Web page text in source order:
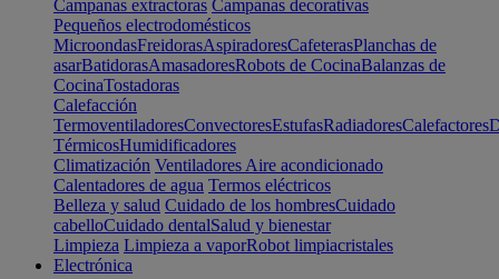
Campanas extractoras Campanas decorativas
Pequeños electrodomésticos
MicroondasFreidorasAspiradoresCafeterasPlanchas de
asarBatidorasAmasadoresRobots de CocinaBalanzas de
CocinaTostadoras
Calefacción
TermoventiladoresConvectoresEstufasRadiadoresCalefactores
TérmicosHumidificadores
Climatización Ventiladores Aire acondicionado
Calentadores de agua Termos eléctricos
Belleza y salud Cuidado de los hombresCuidado
cabelloCuidado dentalSalud y bienestar
Limpieza Limpieza a vaporRobot limpiacristales
Electrónica